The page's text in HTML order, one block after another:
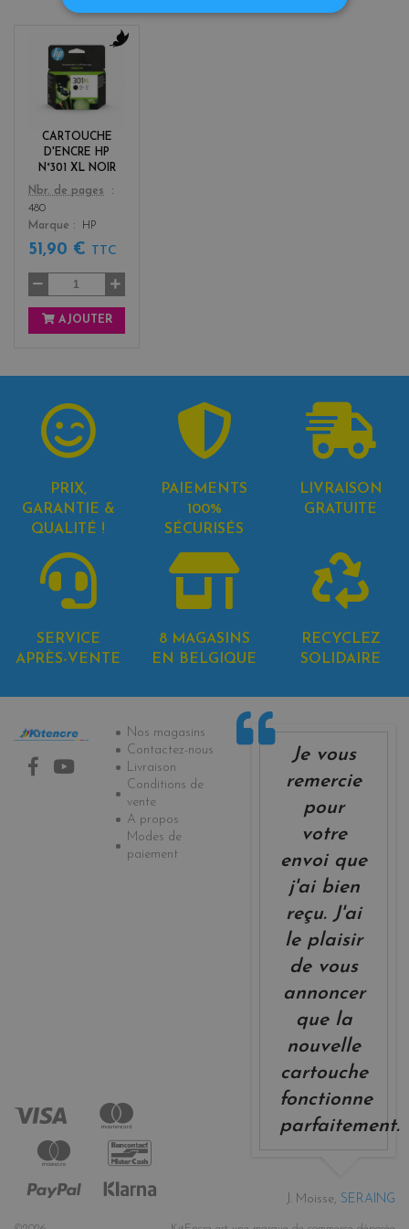
CARTOUCHE
D'ENCRE HP
N°301 XL NOIR
Color
k
Nbr. de pages
480
Marque
HP
51,90 € TTC
AJOUTER
PRIX,
GARANTIE &
QUALITÉ !
PAIEMENTS
100%
SÉCURISÉS
LIVRAISON
GRATUITE
SERVICE
APRÈS-VENTE
8 MAGASINS
EN BELGIQUE
RECYCLEZ
SOLIDAIRE
Informations
Nos magasins
Contactez-nous
Livraison
Conditions de
vente
A propos
Modes de
paiement
Je vous
remercie
pour
votre
envoi que
j'ai bien
reçu. J'ai
le plaisir
de vous
annoncer
que la
nouvelle
cartouche
fonctionne
parfaitement.
J. Moisse, SERAING